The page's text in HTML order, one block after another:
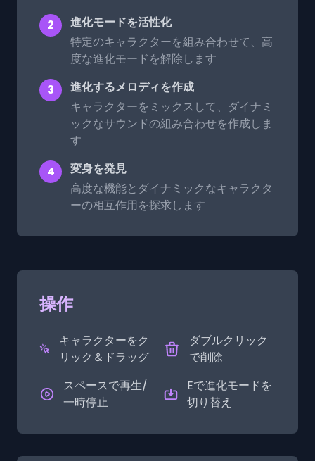
2
進化モードを活性化
特定のキャラクターを組み合わせて、高
度な進化モードを解除します
3
進化するメロディを作成
キャラクターをミックスして、ダイナミ
ックなサウンドの組み合わせを作成しま
す
4
変身を発見
高度な機能とダイナミックなキャラクタ
ーの相互作用を探求します
操作
キャラクターをク
リック＆ドラッグ
ダブルクリック
で削除
スペースで再生/
一時停止
Eで進化モードを
切り替え